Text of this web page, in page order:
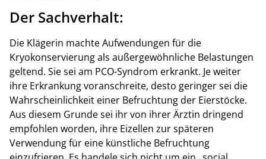
Der Sachverhalt:
Die Klägerin machte Aufwendungen für die
Kryokonservierung als außergewöhnliche Belastungen
geltend. Sie sei am PCO-Syndrom erkrankt. Je weiter
ihre Erkrankung voranschreite, desto geringer sei die
Wahrscheinlichkeit einer Befruchtung der Eierstöcke.
Aus diesem Grunde sei ihr von ihrer Ärztin dringend
empfohlen worden, ihre Eizellen zur späteren
Verwendung für eine künstliche Befruchtung